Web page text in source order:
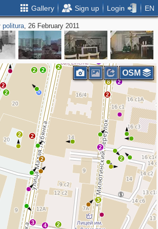
Gallery Sign up Login EN
politura, 26 February 2011
2
2
2
2
3
2
2 2 2
2
10
3
2
2
2 2
2
2
2
2
3
2
8
4
2
3
OSM